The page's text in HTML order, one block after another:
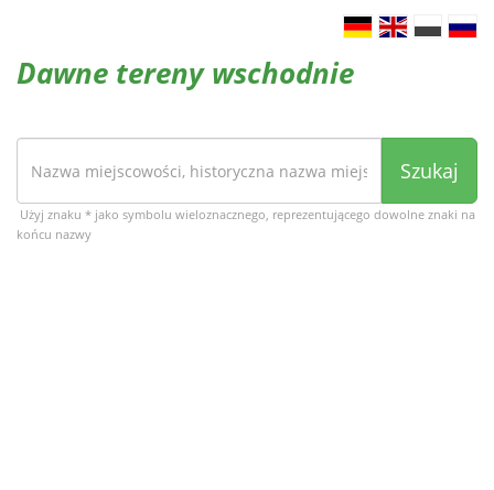
Dawne tereny wschodnie
Szukaj
Użyj znaku * jako symbolu wieloznacznego, reprezentującego dowolne znaki na
końcu nazwy